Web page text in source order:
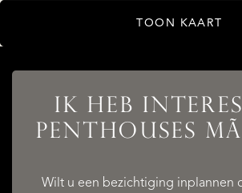
TOON KAART
IK HEB
PENTHOUSES
Wilt u een bezichtiging inplannen
QUALIS INTERNATIONAL REALTY